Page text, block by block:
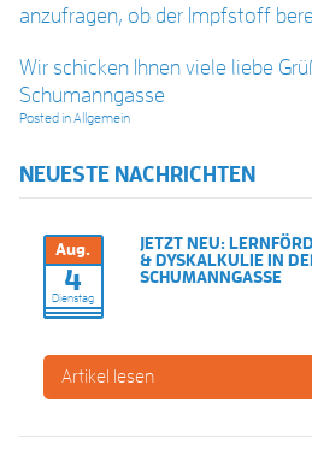
anzufragen, ob der Impfstoff
Wir schicken Ihnen viele liebe
Schumanngasse
Posted inAllgemein
NEUESTE NACHRICHTEN
Aug.
4
Dienstag
JETZT NEU:
& DYSKALKULIE IN
SCHUMANNGASSE
Artikel lesen